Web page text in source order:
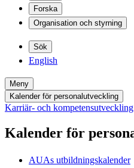
Forska
Organisation och styrning
Sök
English
Meny
Kalender för personalutveckling
Karriär- och kompetensutveckling
Kalender för
AUAs utbildningskalender